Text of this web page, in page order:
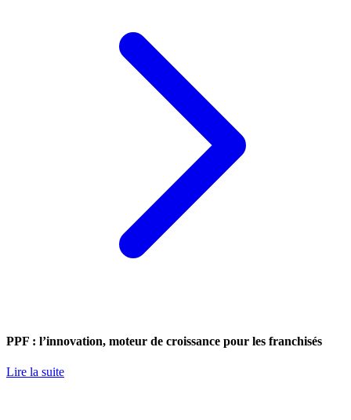
PPF : l’innovation, moteur de croissance pour les franchisés
Lire la suite